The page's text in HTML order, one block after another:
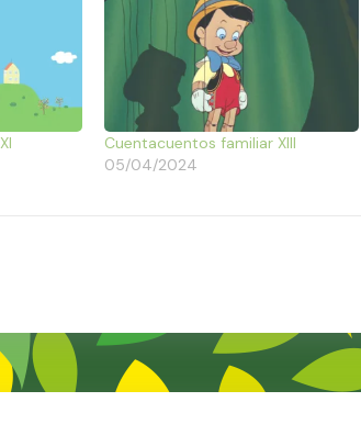
Cuentacuentos familiar XIII
05/04/2024